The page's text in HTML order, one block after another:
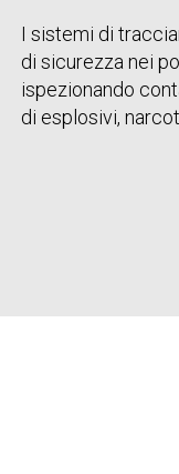
I sistemi di
di sicurezza nei
ispezionando
di esplosivi,